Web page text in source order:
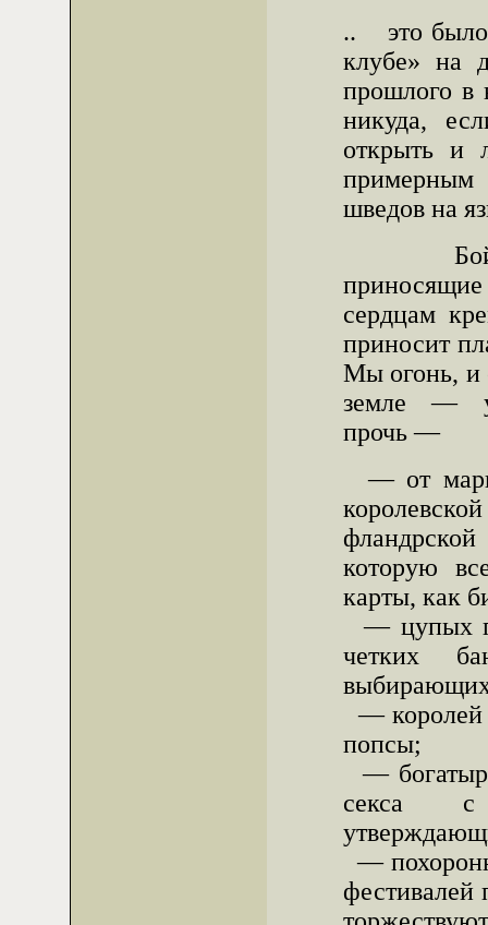
.. это было
клубе» на
прошлого в
никуда,
открыть и
шведов на
сердцам
приносит
Мы огонь, и
земле —
прочь —
— от
которую
карты, как
— цупых
четких
— королей
попсы;
—
секса
—
фестивалей